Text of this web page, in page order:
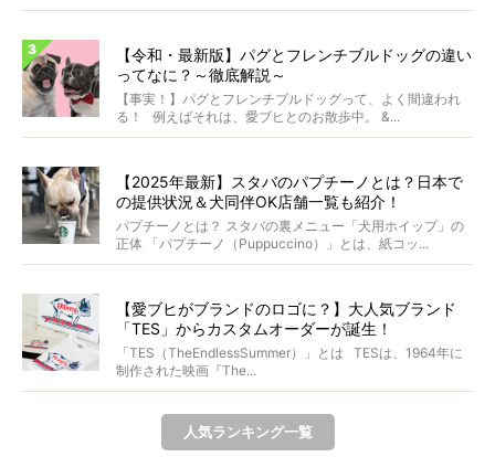
【令和・最新版】パグとフレンチブルドッグの違い
ってなに？～徹底解説～
【事実！】パグとフレンチブルドッグって、よく間違われ
る！ 例えばそれは、愛ブヒとのお散歩中。 &...
【2025年最新】スタバのパプチーノとは？日本で
の提供状況＆犬同伴OK店舗一覧も紹介！
パプチーノとは？ スタバの裏メニュー「犬用ホイップ」の
正体 「パプチーノ（Puppuccino）」とは、紙コッ...
【愛ブヒがブランドのロゴに？】大人気ブランド
「TES」からカスタムオーダーが誕生！
「TES（TheEndlessSummer）」とは TESは、1964年に
制作された映画『The...
人気ランキング一覧